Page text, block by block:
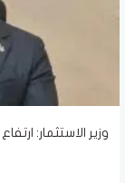
وزير الاستثمار: ارتفاع